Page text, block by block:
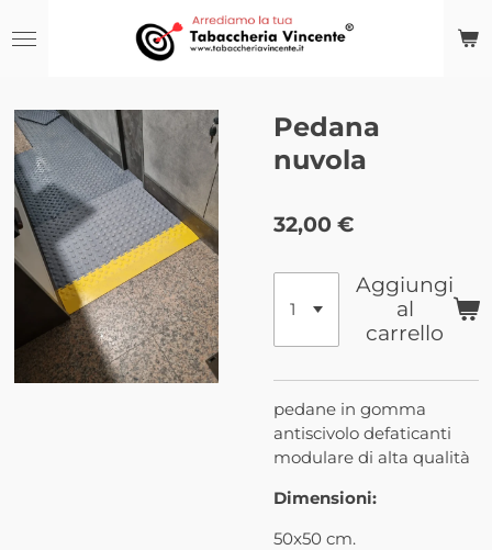
al
Pedana
nuvola
32,00 €
Aggiungi
al
carrello
pedane in gomma
antiscivolo defaticanti
modulare di alta qualità
Dimensioni:
50x50 cm.